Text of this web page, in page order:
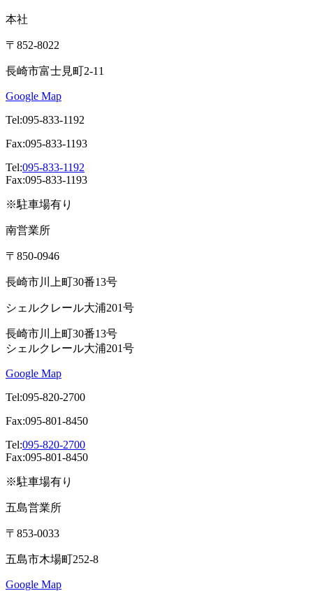
本社
〒852-8022
長崎市富士見町2-11
Google Map
Tel:095-833-1192
Fax:095-833-1193
Tel:095-833-1192
Fax:095-833-1193
※駐車場有り
南営業所
〒850-0946
長崎市川上町30番13号
シェルクレール大浦201号
長崎市川上町30番13号
シェルクレール大浦201号
Google Map
Tel:095-820-2700
Fax:095-801-8450
Tel:095-820-2700
Fax:095-801-8450
※駐車場有り
五島営業所
〒853-0033
五島市木場町252-8
Google Map